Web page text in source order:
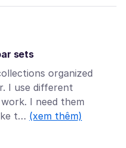
sets
organized
I use different
I need them
t… (xem thêm)